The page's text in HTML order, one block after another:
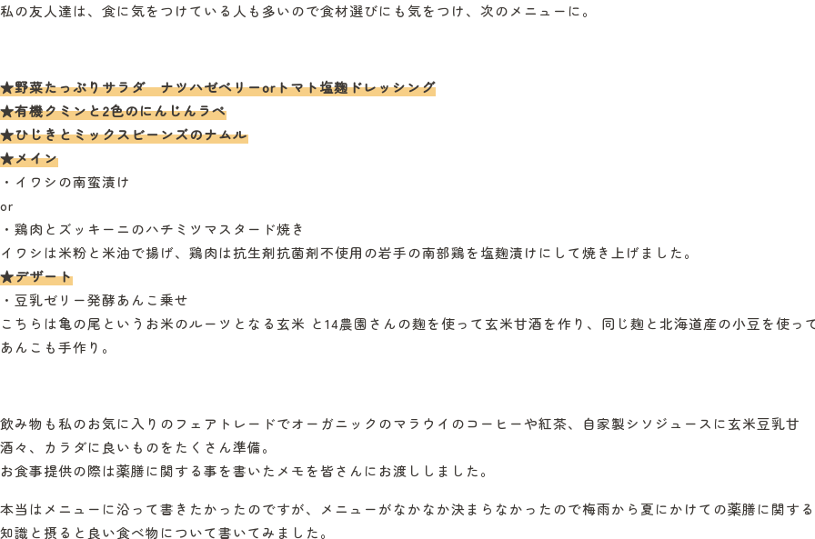
私の友人達は、食に気をつけている人も多いので食材選びにも気をつけ、次のメニューに。
★野菜たっぷりサラダ ナツハゼベリーorトマト塩麹ドレッシング
★有機クミンと2色のにんじんラペ
★ひじきとミックスビーンズのナムルㅤ
★メイン
・イワシの南蛮漬け
or
・鶏肉とズッキーニのハチミツマスタード焼き
イワシは米粉と米油で揚げ、鶏肉は抗生剤抗菌剤不使用の岩手の南部鶏を塩麹漬けにして焼き上げました。
★デザート
・豆乳ゼリー発酵あんこ乗せ
こちらは亀の尾というお米のルーツとなる玄米 と14農園さんの麹を使って玄米甘酒を作り、同じ麹と北海道産の小豆を使っ
あんこも手作り。
飲み物も私のお気に入りのフェアトレードでオーガニックのマラウイのコーヒーや紅茶、自家製シソジュースに玄米豆乳甘
酒々、カラダに良いものをたくさん準備。
お食事提供の際は薬膳に関する事を書いたメモを皆さんにお渡ししました。
本当はメニューに沿って書きたかったのですが、メニューがなかなか決まらなかったので梅雨から夏にかけての薬膳に関す
知識と摂ると良い食べ物について書いてみました。